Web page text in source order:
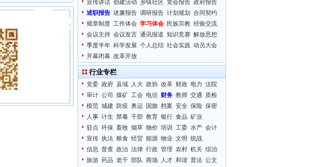
宣传讲话 创建活动 乡镇社区 党会报告 政府报告
述职报告 述廉报告 调研报告 计划规划
合同契约
规章制度 工作体会 学习体会 民族宗教 经验交流
会议主持 会议发言 通讯报道 知识竞赛 解放思想
季度半年 科学发展 个人总结 社会实践 动员大会
开幕闭幕 改革开放
行业专栏
党委 政府 县域 人大 政协 改革 财政 电力 法院
审计 公司 煤矿 工会 电信 财务 教师 交通 质检
模范 城建 防疫 奥运 国旗 档案 安全 保险 保密
人事 计生 禁毒 干部 教育 银行 食品 矿业
驻点 环保 畜牧 烟草 物价 培训 工委 水产 会计
宣传 执法 粮食 经贸 能源 物业 文明 统战
信息 督查 政治 法律 行政 管理 农村 机关 综治
旅游 药品 老干 部队 商场 人才 和谐 普法 公文